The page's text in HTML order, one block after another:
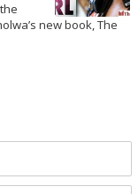
new book, The